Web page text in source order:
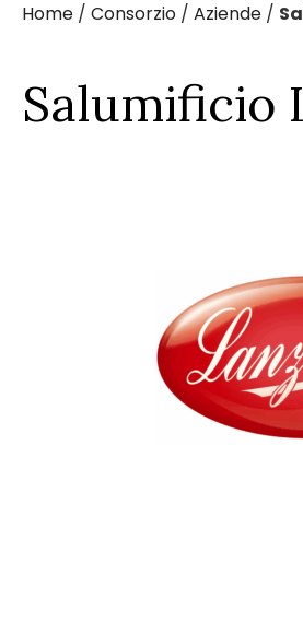
Home / Consorzio / Aziende /
Salumificio